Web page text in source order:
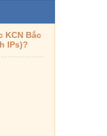
KCN Bắc
IPs)?